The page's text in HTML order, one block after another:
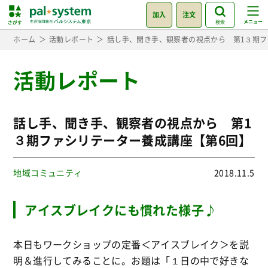
加入 注文
検索
ホーム 活動レポート 話し手、聞き手、観察者の視点から 第1３期
活動レポート
話し手、聞き手、観察者の視点から 第1
３期ファシリテーター養成講座【第6回】
地域コミュニティ 2018.11.5
アイスブレイクにも慣れた様子♪
本日もワークショップの定番＜アイスブレイク＞を説
明＆進行してみることに。お題は「１日の中で好きな